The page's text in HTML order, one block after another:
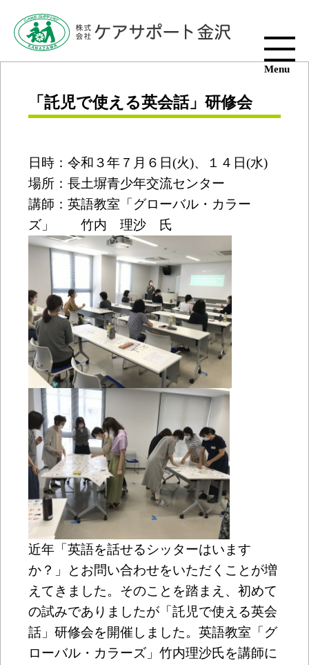
Menu
「託児で使える英会話」研修会
日時：令和３年７月６日(火)、１４日(水)
場所：長土塀青少年交流センター
講師：英語教室「グローバル・カラー
ズ」 竹内 理沙 氏
近年「英語を話せるシッターはいます
か？」とお問い合わせをいただくことが増
えてきました。そのことを踏まえ、初めて
の試みでありましたが「託児で使える英会
話」研修会を開催しました。英語教室「グ
ローバル・カラーズ」竹内理沙氏を講師に